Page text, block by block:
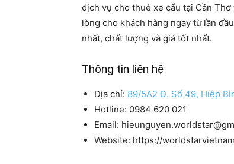
dịch vụ cho thuê xe cẩu tại Cần
lòng cho khách hàng ngay từ lần
nhất, chất lượng và giá tốt nhất.
Thông tin liên hệ
Địa chỉ: 89/5A2 Đ. Số 49, Hiệp
Hotline: 0984 620 021
Email:
Website: https://